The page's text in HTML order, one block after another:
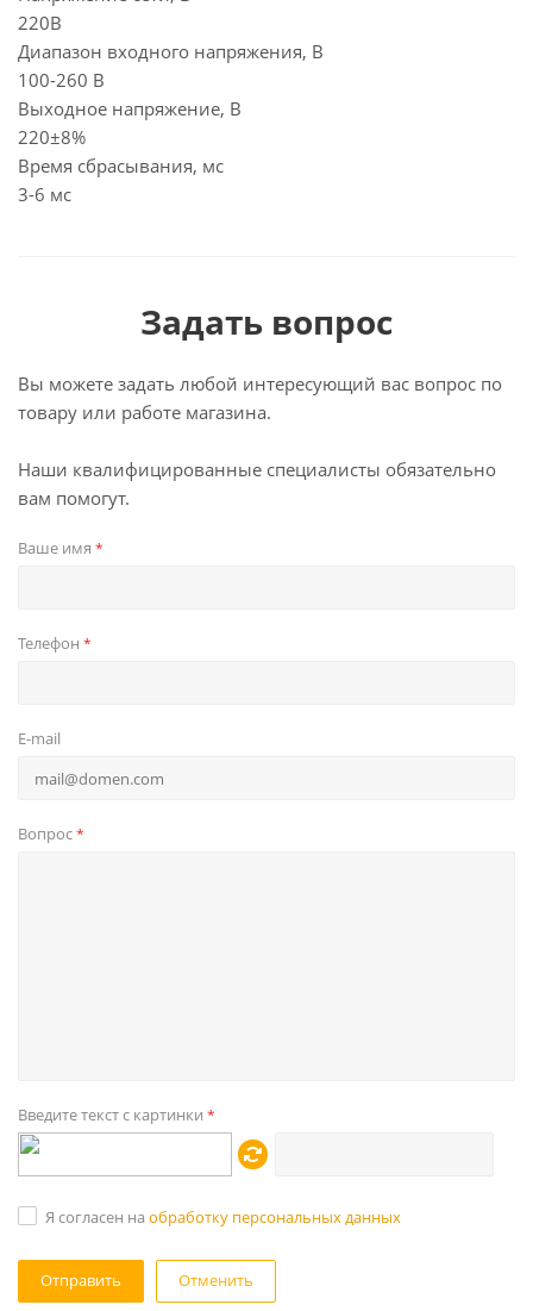
220В
Диапазон входного напряжения, В
100-260 В
Выходное напряжение, В
220±8%
Время сбрасывания, мс
3-6 мс
Задать вопрос
Вы можете задать любой интересующий вас вопрос по
товару или работе магазина.
Наши квалифицированные специалисты обязательно
вам помогут.
Ваше имя *
Телефон *
E-mail
Вопрос*
Введите текст с картинки *
Я согласен на обработку персональных данных
Отменить